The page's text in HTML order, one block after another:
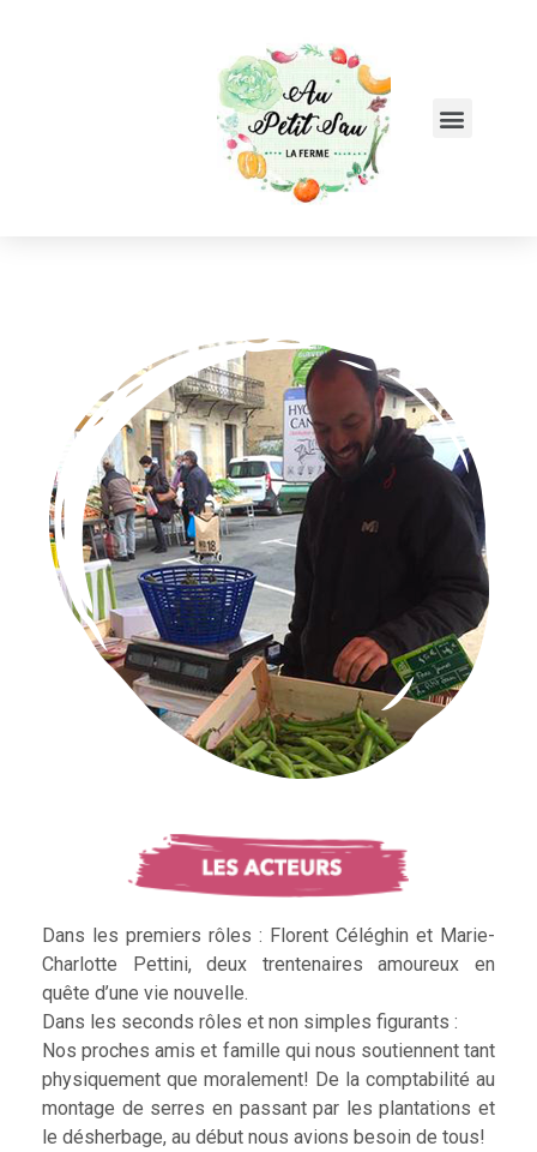
Dans les premiers rôles : Florent Céléghin et Marie-
Charlotte Pettini, deux trentenaires amoureux en
quête d’une vie nouvelle.
Dans les seconds rôles et non simples figurants :
Nos proches amis et famille qui nous soutiennent tant
physiquement que moralement! De la comptabilité au
montage de serres en passant par les plantations et
le désherbage, au début nous avions besoin de tous!